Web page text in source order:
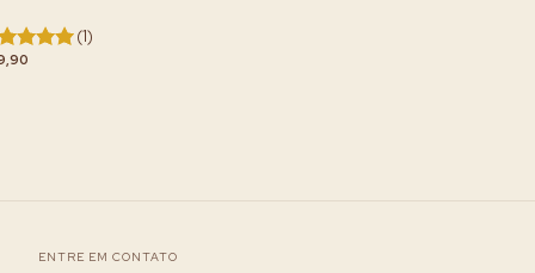
(1)
ENTRE EM CONTATO